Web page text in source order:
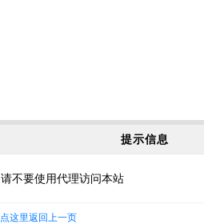
提示信息
请不要使用代理访问本站
点这里返回上一页